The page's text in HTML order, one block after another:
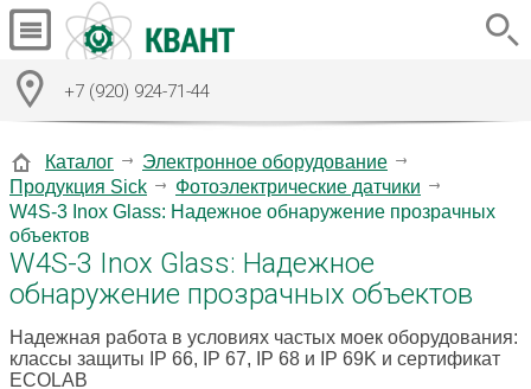
+7 (920) 924-71-44
Каталог
Электронное оборудование
Продукция Sick
Фотоэлектрические датчики
W4S-3 Inox Glass: Надежное обнаружение прозрачных
объектов
W4S-3 Inox Glass: Надежное
обнаружение прозрачных объектов
Надежная работа в условиях частых моек оборудования:
классы защиты IP 66, IP 67, IP 68 и IP 69K и сертификат
ECOLAB